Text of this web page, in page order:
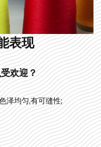
表现
欢迎？
泽均匀,有可缝性;